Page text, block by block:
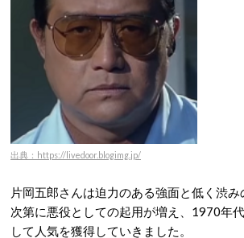
出典：https://livedoor.blogimg.jp/
片岡五郎さんは迫力のある強面と低く渋み
次第に悪役としての起用が増え、1970年
して人気を獲得していきました。